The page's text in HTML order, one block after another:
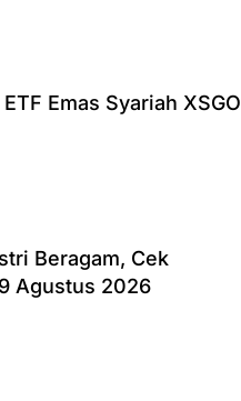
Emas Syariah XSGO
Beragam, Cek
Agustus 2026